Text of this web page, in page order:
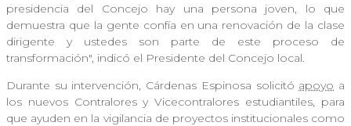
presidencia del Concejo hay una persona joven, lo que
demuestra que la gente confía en una renovación de la clase
dirigente y ustedes son parte de este proceso de
transformación", indicó el Presidente del Concejo local.
Durante su intervención, Cárdenas Espinosa solicitó apoyo a
los nuevos Contralores y Vicecontralores estudiantiles, para
que ayuden en la vigilancia de proyectos institucionales como